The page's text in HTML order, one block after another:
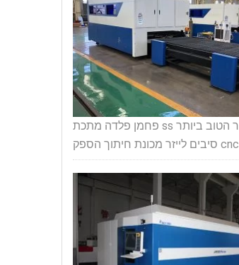
המחיר הטוב ביותר ss פחמן פלדה מתכת
cnc סיבים לייזר מכונת חיתוך הספק